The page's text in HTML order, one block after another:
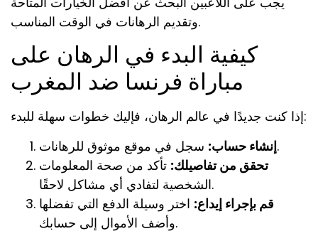
وتقديم الرهانات في الوقت المناسب.
كيفية البدء في الرهان على
مباراة فرنسا ضد المغرب
إذا كنت جديدًا في عالم الرهان، فإليك خطوات سهلة للبدء:
إنشاء حساب:سجل في موقع موثوق للرهانات.
تحقق من تفاصيلك: تأكد من صحة المعلومات
الشخصية لتفادي أي مشاكل لاحقًا.
قم بإجراء إيداع: اختر وسيلة الدفع التي تفضلها
وأضف الأموال إلى حسابك.